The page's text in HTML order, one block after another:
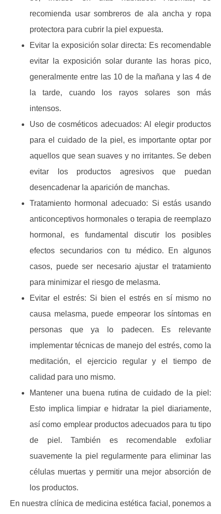
recomienda usar sombreros de ala ancha y ropa
protectora para cubrir la piel expuesta.
Evitar la exposición solar directa: Es recomendable
evitar la exposición solar durante las horas pico,
generalmente entre las 10 de la mañana y las 4 de
la tarde, cuando los rayos solares son más
intensos.
Uso de cosméticos adecuados: Al elegir productos
para el cuidado de la piel, es importante optar por
aquellos que sean suaves y no irritantes. Se deben
evitar los productos agresivos que puedan
desencadenar la aparición de manchas.
Tratamiento hormonal adecuado: Si estás usando
anticonceptivos hormonales o terapia de reemplazo
hormonal, es fundamental discutir los posibles
efectos secundarios con tu médico. En algunos
casos, puede ser necesario ajustar el tratamiento
para minimizar el riesgo de melasma.
Evitar el estrés: Si bien el estrés en sí mismo no
causa melasma, puede empeorar los síntomas en
personas que ya lo padecen. Es relevante
implementar técnicas de manejo del estrés, como la
meditación, el ejercicio regular y el tiempo de
calidad para uno mismo.
Mantener una buena rutina de cuidado de la piel:
Esto implica limpiar e hidratar la piel diariamente,
así como emplear productos adecuados para tu tipo
de piel. También es recomendable exfoliar
suavemente la piel regularmente para eliminar las
células muertas y permitir una mejor absorción de
los productos.
En nuestra clínica de medicina estética facial, ponemos a